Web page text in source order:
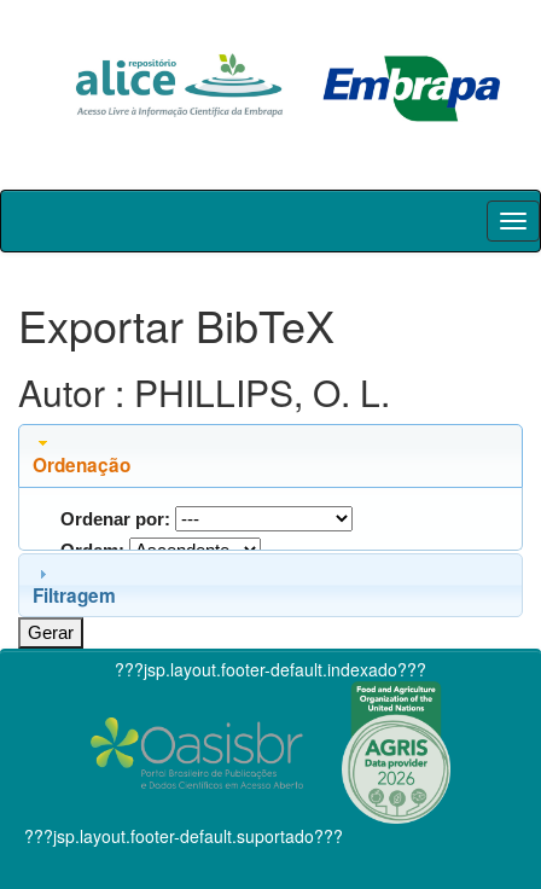
Skip
Exportar BibTeX
Autor : PHILLIPS, O. L.
Ordenação
Ordenar por:
Ordem:
Filtragem
???jsp.layout.footer-default.indexado???
???jsp.layout.footer-default.suportado???